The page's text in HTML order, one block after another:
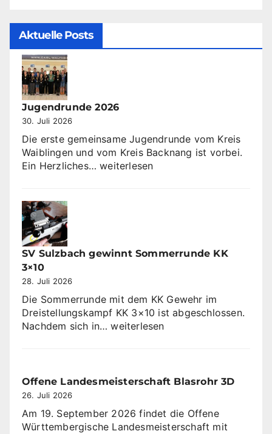
Aktuelle Posts
Jugendrunde 2026
30. Juli 2026
Die erste gemeinsame Jugendrunde vom Kreis
Waiblingen und vom Kreis Backnang ist vorbei.
Ein Herzliches…Jugendrunde
weiterlesen
SV Sulzbach gewinnt Sommerrunde KK
3×10
28. Juli 2026
Die Sommerrunde mit dem KK Gewehr im
Dreistellungskampf KK 3×10 ist abgeschlossen.
Nachdem sich in…SV
KK
weiterlesen
Offene Landesmeisterschaft Blasrohr 3D
26. Juli 2026
Am 19. September 2026 findet die Offene
Württembergische Landesmeisterschaft mit